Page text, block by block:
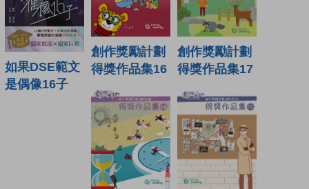
如果DSE範文
是偶像16子
創作獎勵計劃
得獎作品集16
創作獎勵計劃
得獎作品集17